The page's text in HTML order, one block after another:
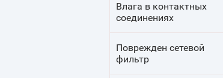
Влага в контактных
соединениях
Поврежден сетевой
фильтр